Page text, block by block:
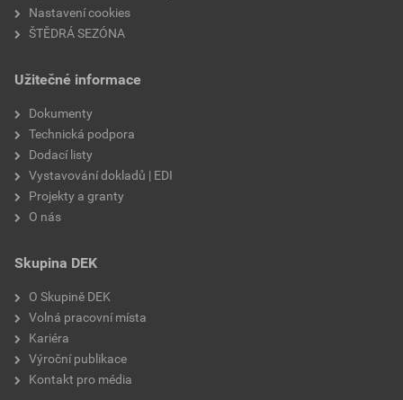
Nastavení cookies
ŠTĚDRÁ SEZÓNA
Užitečné informace
Dokumenty
Technická podpora
Dodací listy
Vystavování dokladů | EDI
Projekty a granty
O nás
Skupina DEK
O Skupině DEK
Volná pracovní místa
Kariéra
Výroční publikace
Kontakt pro média